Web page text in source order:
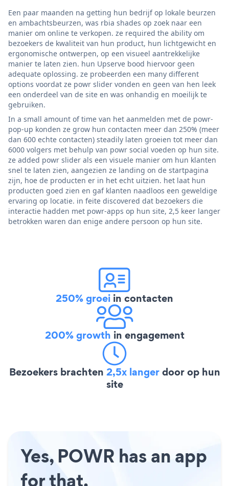
Een paar maanden na getting hun bedrijf op lokale beurzen
en ambachtsbeurzen, was rbia shades op zoek naar een
manier om online te verkopen. ze required the ability om
bezoekers de kwaliteit van hun product, hun lichtgewicht en
ergonomische ontwerpen, op een visueel aantrekkelijke
manier te laten zien. hun Upserve bood hiervoor geen
adequate oplossing. ze probeerden een many different
options voordat ze powr slider vonden en geen van hen leek
een onderdeel van de site en was onhandig en moeilijk te
gebruiken.
In a small amount of time van het aanmelden met de powr-
pop-up konden ze grow hun contacten meer dan 250% (meer
dan 600 echte contacten) steadily laten groeien tot meer dan
6000 volgers met behulp van powr social voeden op hun site.
ze added powr slider als een visuele manier om hun klanten
snel te laten zien, aangezien ze landing on de startpagina
zijn, hoe de producten er in het echt uitzien. het laat hun
producten goed zien en gaf klanten naadloos een geweldige
ervaring op locatie. in feite discovered dat bezoekers die
interactie hadden met powr-apps op hun site, 2,5 keer langer
betrokken waren dan enige andere persoon op hun site.
250% groei in contacten
200% growth in engagement
Bezoekers brachten 2,5x langerdoor op hun
site
Yes, POWR has an app
for that.